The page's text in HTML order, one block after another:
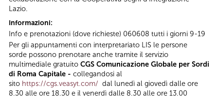
Lazio.
Informazioni:
Info e prenotazioni (dove richieste) 060608 tutti i giorni 9-19
Per gli appuntamenti con interpretariato LIS le persone
sorde possono prenotare anche tramite il servizio
multimediale gratuito CGS Comunicazione Globale per Sordi
di Roma Capitale - collegandosi al
sito https://cgs.veasyt.com/ dal lunedì al giovedì dalle ore
8.30 alle ore 18.30 e il venerdì dalle 8.30 alle ore 13.00